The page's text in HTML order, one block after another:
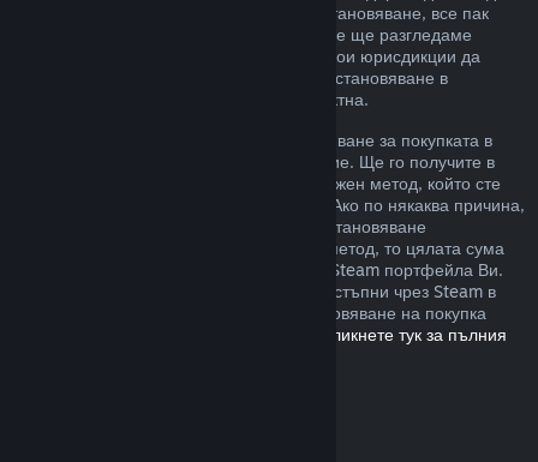
извън описаните от нас правила за възстановяване, все пак
можете да изискате възстановяване и ние ще разгледаме
случая. Възможно е потребителите в някои юрисдикции да
разполагат с допълнителни права за възстановяване в
обстоятелства, при които играта е дефектна.
Ще Ви бъде отпуснато пълно възстановяване за покупката в
рамките на една седмица след одобрение. Ще го получите в
Steam портфейла или чрез същия платежен метод, който сте
използвали, за да направите покупката. Ако по някаква причина,
Steam няма възможност да отпусне възстановяване
посредством първоначалния платежен метод, то цялата сума
ще бъде предоставена като кредит към Steam портфейла Ви.
(Възможно е някои платежни методи, достъпни чрез Steam в
държавата Ви, да не поддържат възстановяване на покупка
Кликнете тук за пълния